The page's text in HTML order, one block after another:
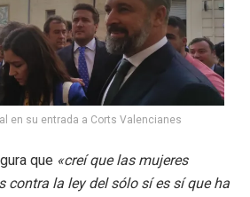
en su entrada a Corts Valencianes
que «creí que las mujeres
contra la ley del sólo sí es sí que ha